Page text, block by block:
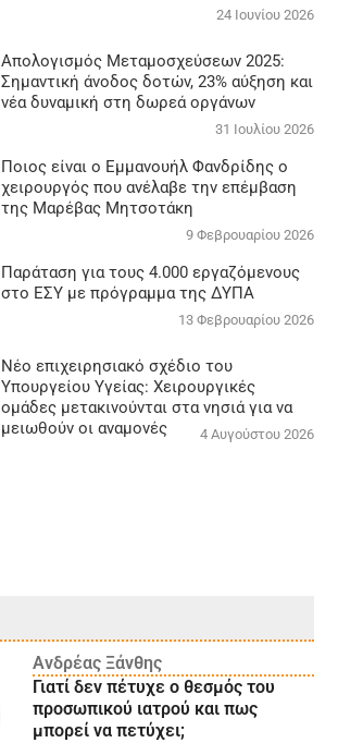
24 Ιουνίου 2026
Απολογισμός Μεταμοσχεύσεων 2025:
Σημαντική άνοδος δοτών, 23% αύξηση και
νέα δυναμική στη δωρεά οργάνων
31 Ιουλίου 2026
Ποιος είναι ο Εμμανουήλ Φανδρίδης ο
χειρουργός που ανέλαβε την επέμβαση
της Μαρέβας Μητσοτάκη
9 Φεβρουαρίου 2026
Παράταση για τους 4.000 εργαζόμενους
στο ΕΣΥ με πρόγραμμα της ΔΥΠΑ
13 Φεβρουαρίου 2026
Νέο επιχειρησιακό σχέδιο του
Υπουργείου Υγείας: Χειρουργικές
ομάδες μετακινούνται στα νησιά για να
μειωθούν οι αναμονές
4 Αυγούστου 2026
Ανδρέας Ξάνθης
Γιατί δεν πέτυχε ο θεσμός του
προσωπικού ιατρού και πως
μπορεί να πετύχει;